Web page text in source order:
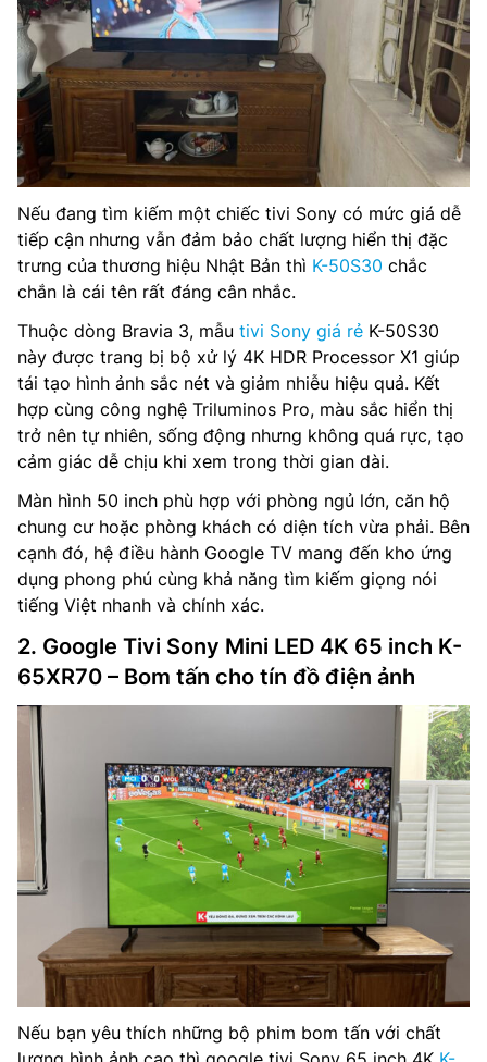
Nếu đang tìm kiếm một chiếc tivi Sony có mức giá dễ
tiếp cận nhưng vẫn đảm bảo chất lượng hiển thị đặc
trưng của thương hiệu Nhật Bản thì K-50S30 chắc
chắn là cái tên rất đáng cân nhắc.
Thuộc dòng Bravia 3, mẫu tivi Sony giá rẻ K-50S30
này được trang bị bộ xử lý 4K HDR Processor X1 giúp
tái tạo hình ảnh sắc nét và giảm nhiễu hiệu quả. Kết
hợp cùng công nghệ Triluminos Pro, màu sắc hiển thị
trở nên tự nhiên, sống động nhưng không quá rực, tạo
cảm giác dễ chịu khi xem trong thời gian dài.
Màn hình 50 inch phù hợp với phòng ngủ lớn, căn hộ
chung cư hoặc phòng khách có diện tích vừa phải. Bên
cạnh đó, hệ điều hành Google TV mang đến kho ứng
dụng phong phú cùng khả năng tìm kiếm giọng nói
tiếng Việt nhanh và chính xác.
2. Google Tivi Sony Mini LED 4K 65 inch K-
65XR70 – Bom tấn cho tín đồ điện ảnh
Nếu bạn yêu thích những bộ phim bom tấn với chất